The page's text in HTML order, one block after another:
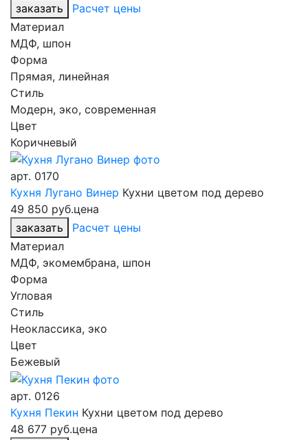
заказать
Расчет цены
Материал
МДФ, шпон
Форма
Прямая, линейная
Стиль
Модерн, эко, современная
Цвет
Коричневый
арт. 0170
Кухня Лугано Винер Кухни цветом под дерево
49 850 руб.цена
заказать
Расчет цены
Материал
МДФ, экомембрана, шпон
Форма
Угловая
Стиль
Неоклассика, эко
Цвет
Бежевый
арт. 0126
Кухня Пекин Кухни цветом под дерево
48 677 руб.цена